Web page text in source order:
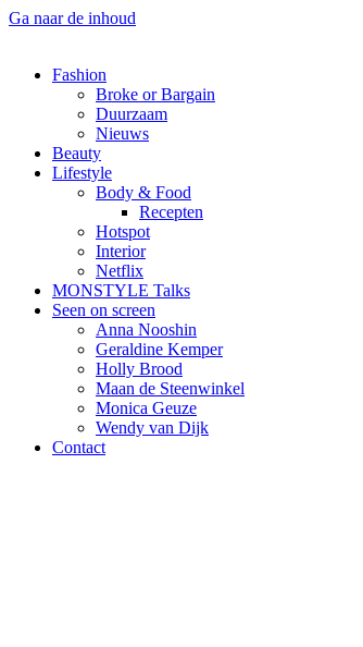
Ga naar de inhoud
Fashion
Broke or Bargain
Duurzaam
Nieuws
Beauty
Lifestyle
Body & Food
Recepten
Hotspot
Interior
Netflix
MONSTYLE Talks
Seen on screen
Anna Nooshin
Geraldine Kemper
Holly Brood
Maan de Steenwinkel
Monica Geuze
Wendy van Dijk
Contact